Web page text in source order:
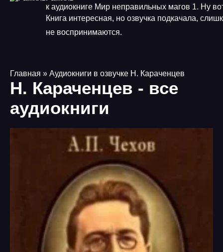
к аудиокниге Мир неправильных магов 1. Ну
Книга интересная, но озвучка подкачала,
не воспринимаются.
Главная » Аудиокниги в озвучке Н. Караченцев
Н. Караченцев - все
аудиокниги